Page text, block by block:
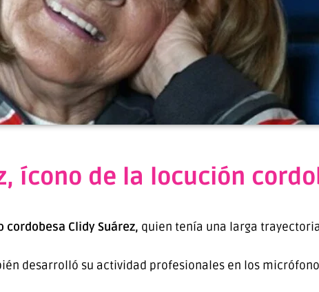
ícono de la locución
Clidy Suárez, quien tenía una larga
desarrolló su actividad profesionales en los